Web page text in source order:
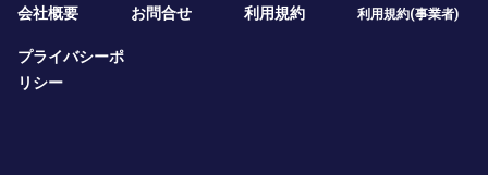
会社概要 お問合せ 利用規約 利用規約(事業者)
プライバシーポ
リシー